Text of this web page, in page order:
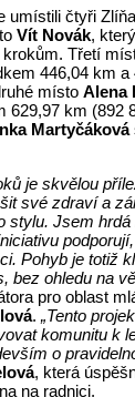
umístili čtyři
Vít Novák,
krokům. Třetí
446,04 km a
místoAlena
629,97 km (892
Martyčáková
je skvělou
své zdraví a
stylu. Jsem
Pohyb je totiž
bez ohledu na
pro oblast
.„Tento
komunitu k
o
, která
na radnici.